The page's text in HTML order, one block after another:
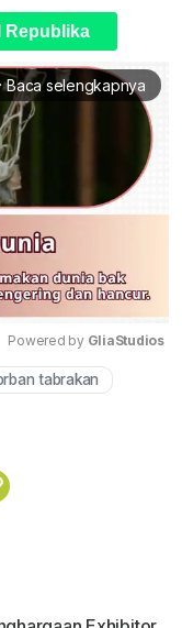
Republika
Baca selengkapnya
Mute
Powered by GliaStudios
tabrakan